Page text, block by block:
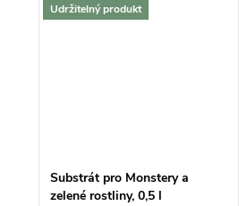
Udržitelný produkt
Substrát pro Monstery a
zelené rostliny, 0,5 l